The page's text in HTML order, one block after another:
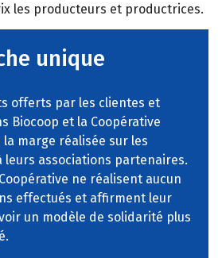
les producteurs et productrices.
unique
offerts par les clientes et
Biocoop et la Coopérative
la marge réalisée sur les
leurs associations partenaires.
ne réalisent aucun
effectués et affirment leur
un modèle de solidarité plus